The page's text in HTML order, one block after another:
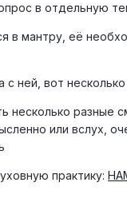
в отдельную
в мантру, её
с ней, вот
несколько разные
или вслух,
практику: